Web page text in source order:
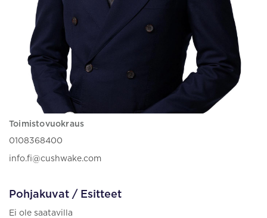
Toimistovuokraus
0108368400
info.fi@cushwake.com
Pohjakuvat / Esitteet
Ei ole saatavilla